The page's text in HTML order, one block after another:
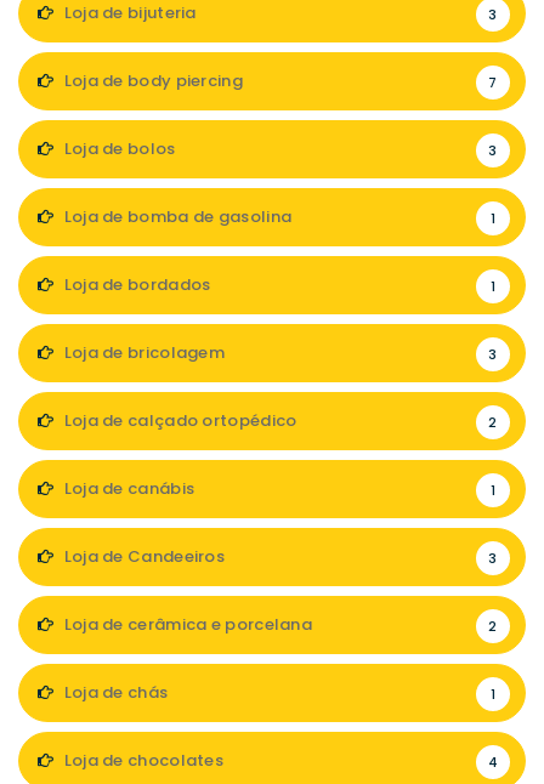
Loja de bijuteria 3
Loja de body piercing 7
Loja de bolos 3
Loja de bomba de gasolina 1
Loja de bordados 1
Loja de bricolagem 3
Loja de calçado ortopédico 2
Loja de canábis 1
Loja de Candeeiros 3
Loja de cerâmica e porcelana 2
Loja de chás 1
Loja de chocolates 4